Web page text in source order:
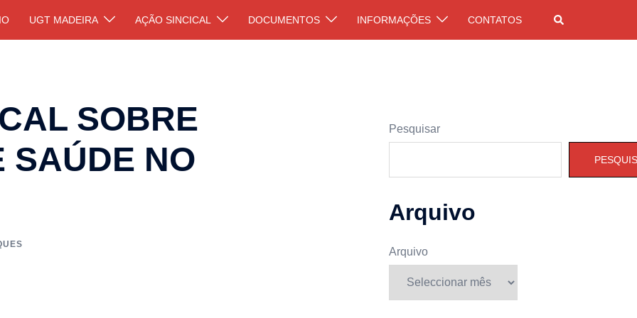
UGT MADEIRA AÇÃO SINCICAL DOCUMENTOS INFORMAÇÕES CONTATOS Pesquisar
SOBRE
SAÚDE NO
Pesquisar
Arquivo
Arquivo